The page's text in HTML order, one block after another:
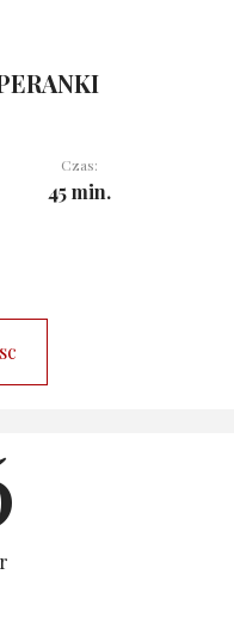
Czas:
45 min.